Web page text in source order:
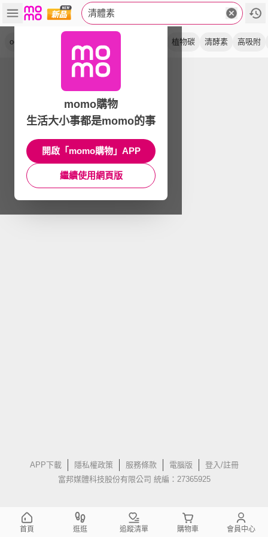
清體素
ocarb 植物碳 清酵素 高吸附
APP下載 隱私權政策 服務條款 電腦版
登入/註冊
富邦媒體科技股份有限公司 統編：27365925
momo購物
生活大小事都是momo的事
開啟「momo購物」APP
繼續使用網頁版
首頁 逛逛 追蹤清單 購物車 會員中心